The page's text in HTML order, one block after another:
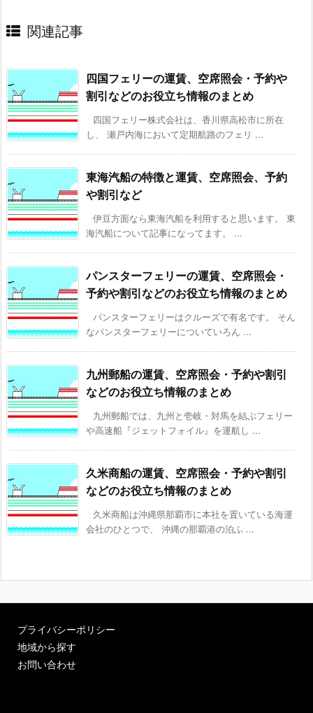
関連記事
四国フェリーの運賃、空席照会・予約や
割引などのお役立ち情報のまとめ
四国フェリー株式会社は、香川県高松市に所在
し、 瀬戸内海において定期航路のフェリ ...
東海汽船の特徴と運賃、空席照会、予約
や割引など
伊豆方面なら東海汽船を利用すると思います。 東
海汽船について記事になってます。 ...
パンスターフェリーの運賃、空席照会・
予約や割引などのお役立ち情報のまとめ
パンスターフェリーはクルーズで有名です。 そん
なパンスターフェリーについていろん ...
九州郵船の運賃、空席照会・予約や割引
などのお役立ち情報のまとめ
九州郵船では、九州と壱岐・対馬を結ぶフェリー
や高速船『ジェットフォイル』を運航し ...
久米商船の運賃、空席照会・予約や割引
などのお役立ち情報のまとめ
久米商船は沖縄県那覇市に本社を置いている海運
会社のひとつで、 沖縄の那覇港の泊ふ ...
プライバシーポリシー
地域から探す
お問い合わせ